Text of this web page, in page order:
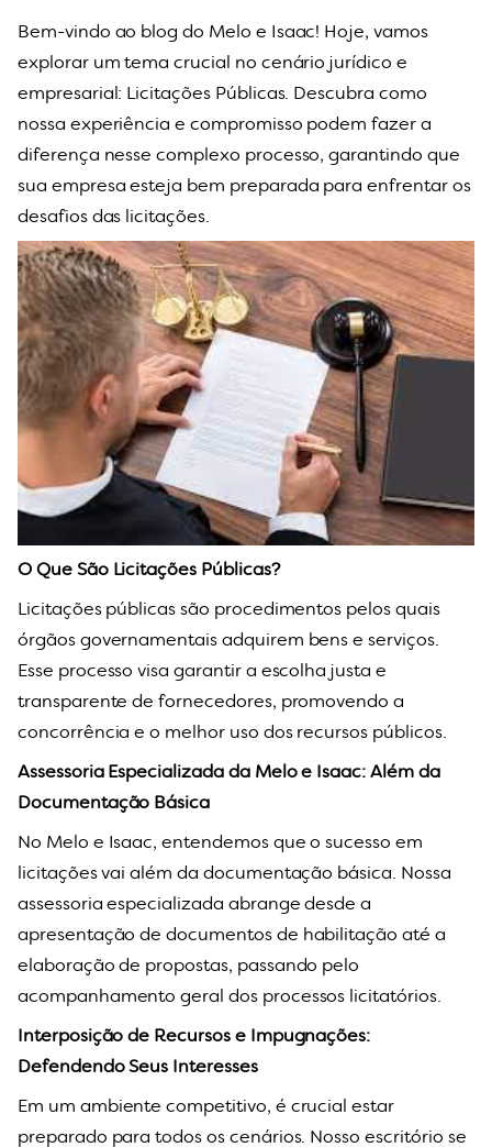
Bem-vindo ao blog do Melo e Isaac! Hoje, vamos
explorar um tema crucial no cenário jurídico e
empresarial: Licitações Públicas. Descubra como
nossa experiência e compromisso podem fazer a
diferença nesse complexo processo, garantindo que
sua empresa esteja bem preparada para enfrentar os
desafios das licitações.
O Que São Licitações Públicas?
Licitações públicas são procedimentos pelos quais
órgãos governamentais adquirem bens e serviços.
Esse processo visa garantir a escolha justa e
transparente de fornecedores, promovendo a
concorrência e o melhor uso dos recursos públicos.
Assessoria Especializada da Melo e Isaac: Além da
Documentação Básica
No Melo e Isaac, entendemos que o sucesso em
licitações vai além da documentação básica. Nossa
assessoria especializada abrange desde a
apresentação de documentos de habilitação até a
elaboração de propostas, passando pelo
acompanhamento geral dos processos licitatórios.
Interposição de Recursos e Impugnações:
Defendendo Seus Interesses
Em um ambiente competitivo, é crucial estar
preparado para todos os cenários. Nosso escritório se